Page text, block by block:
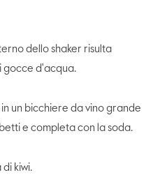
dello shaker risulta
gocce d'acqua.
un bicchiere da vino grande
e completa con la soda.
kiwi.